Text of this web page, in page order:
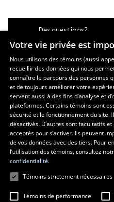
Des questions?
Les écoles et la recherche
École d’art
École supérieure d’aménagement
régional
École de design
Centre de recherche en
Votre vie privée est
Nous utilisons des témoins (aussi
recueillir des données qui nous
connaître le parcours des personnes
et de toujours améliorer votre
servent aussi à des fins d’analyse et
plateformes. Certains témoins sont
sécurité et le fonctionnement du site.
désactivés. D’autres sont facultatifs
acceptés pour s’activer. Ils peuvent
de vos données avec des tiers. Pour
l’utilisation des témoins, consultez
confidentialité.
Témoins strictement nécessaires
Témoins de performance